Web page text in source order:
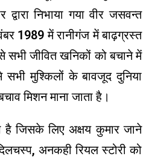
निभाया गया वीर जसवन्त
1989 में रानीगंज में बाढ़ग्रस्त
जीवित खनिकों को बचाने में
सभी मुश्किलों के बावजूद दुनिया
मिशन माना जाता है।
जिसके लिए अक्षय कुमार जाने
अनकही रियल स्टोरी को